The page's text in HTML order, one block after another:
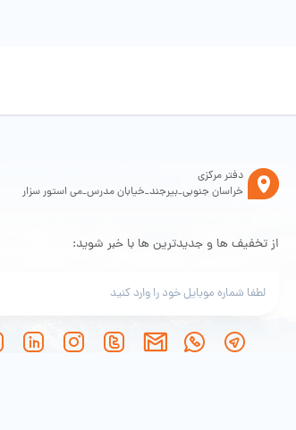
دفتر مرکزی
خراسان جنوبی_بیرجند_خیابان مدرس_می استور سزار
از تخفیف ها و جدیدترین ها با خبر شوید: